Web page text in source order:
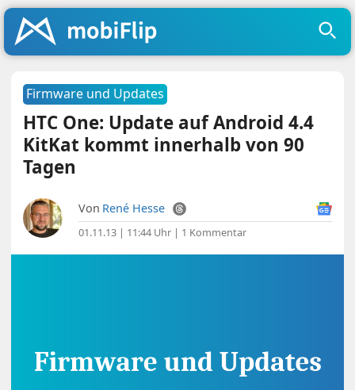
Firmware und Updates
HTC One: Update auf Android 4.4
KitKat kommt innerhalb von 90
Tagen
Von René Hesse
01.11.13 | 11:44 Uhr | 1 Kommentar